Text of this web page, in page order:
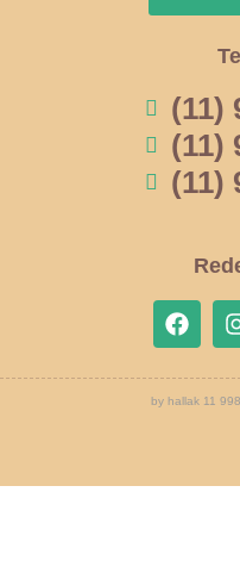
(11)
(11)
(11)
by hallak 11